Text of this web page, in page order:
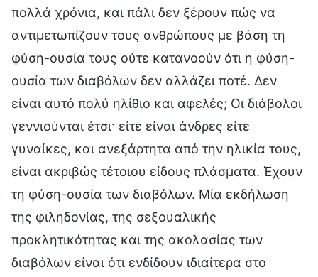
πολλά χρόνια, και πάλι δεν ξέρουν πώς να
αντιμετωπίζουν τους ανθρώπους με βάση τη
φύση-ουσία τους ούτε κατανοούν ότι η φύση-
ουσία των διαβόλων δεν αλλάζει ποτέ. Δεν
είναι αυτό πολύ ηλίθιο και αφελές; Οι διάβολοι
γεννιούνται έτσι· είτε είναι άνδρες είτε
γυναίκες, και ανεξάρτητα από την ηλικία τους,
είναι ακριβώς τέτοιου είδους πλάσματα. Έχουν
τη φύση-ουσία των διαβόλων. Μία εκδήλωση
της φιληδονίας, της σεξουαλικής
προκλητικότητας και της ακολασίας των
διαβόλων είναι ότι ενδίδουν ιδιαίτερα στο